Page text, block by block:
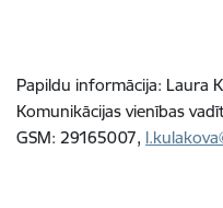
Papildu informācija: Laura
Komunikācijas vienības
GSM: 29165007,